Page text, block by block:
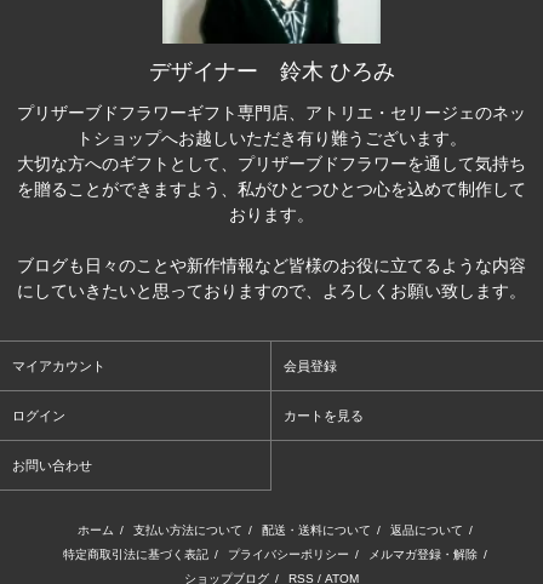
デザイナー 鈴木 ひろみ
プリザーブドフラワーギフト専門店、アトリエ・セリージェのネッ
トショップへお越しいただき有り難うございます。
大切な方へのギフトとして、プリザーブドフラワーを通して気持ち
を贈ることができますよう、私がひとつひとつ心を込めて制作して
おります。
ブログも日々のことや新作情報など皆様のお役に立てるような内容
にしていきたいと思っておりますので、よろしくお願い致します。
マイアカウント 会員登録
ログイン カートを見る
お問い合わせ
ホーム / 支払い方法について / 配送・送料について / 返品について /
特定商取引法に基づく表記 / プライバシーポリシー / メルマガ登録・解除 /
ショップブログ / RSS / ATOM